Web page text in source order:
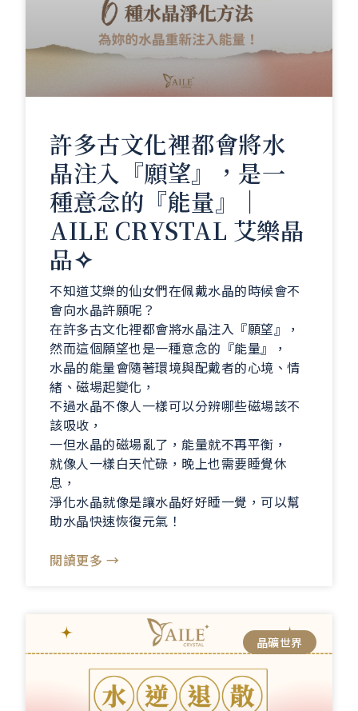
許多古文化裡都會將水
晶注入『願望』，是一
種意念的『能量』｜
AILE CRYSTAL 艾樂晶
品✧
不知道艾樂的仙女們在佩戴水晶的時候會不
會向水晶許願呢？
在許多古文化裡都會將水晶注入『願望』，
然而這個願望也是一種意念的『能量』，
水晶的能量會隨著環境與配戴者的心境、情
緒、磁場起變化，
不過水晶不像人一樣可以分辨哪些磁場該不
該吸收，
一但水晶的磁場亂了，能量就不再平衡，
就像人一樣白天忙碌，晚上也需要睡覺休
息，
淨化水晶就像是讓水晶好好睡一覺，可以幫
助水晶快速恢復元氣！
閱讀更多 →
晶礦世界